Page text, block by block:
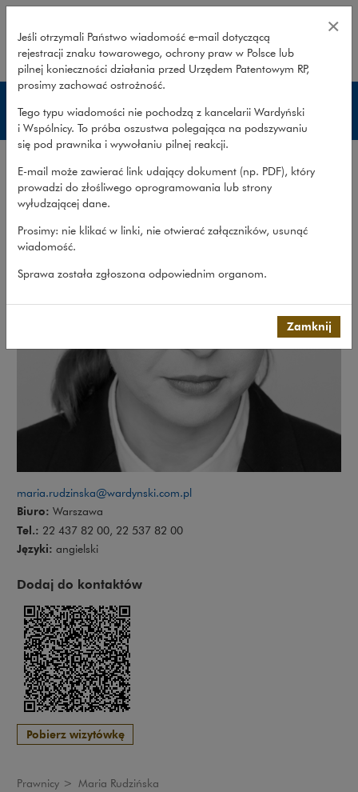
Maria Rudzińska – Wardyński i
Prawnicy
maria.rudzinska@wardynski.com.pl
Biuro: Warszawa
Tel.: 22 437 82 00, 22 537 82 00
Języki: angielski
Dodaj do kontaktów
Pobierz wizytówkę
Prawnicy > Maria Rudzińska
Jeśli otrzymali Państwo wiadomość e‑mail dotyczącą
rejestracji znaku towarowego, ochrony praw w Polsce lub
pilnej konieczności działania przed Urzędem Patentowym RP,
prosimy zachować ostrożność.
Tego typu wiadomości nie pochodzą z kancelarii Wardyński
i Wspólnicy. To próba oszustwa polegająca na podszywaniu
się pod prawnika i wywołaniu pilnej reakcji.
E-mail może zawierać link udający dokument (np. PDF), który
prowadzi do złośliwego oprogramowania lub strony
wyłudzającej dane.
Prosimy: nie klikać w linki, nie otwierać załączników, usunąć
wiadomość.
Sprawa została zgłoszona odpowiednim organom.
×
Zamknij